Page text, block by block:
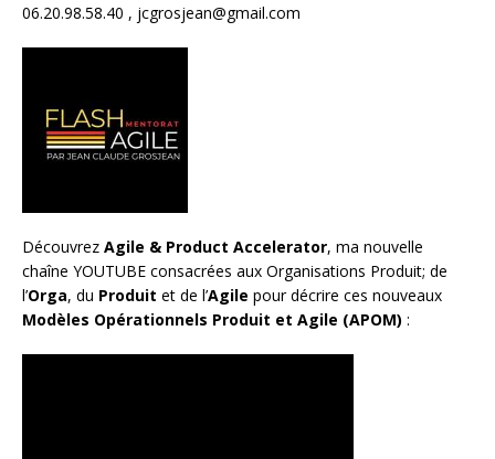
06.20.98.58.40 , jcgrosjean@gmail.com
Découvrez Agile & Product Accelerator, ma nouvelle
chaîne YOUTUBE consacrées aux Organisations Produit; de
l’Orga, du Produit et de l’Agile pour décrire ces nouveaux
Modèles Opérationnels Produit et Agile (APOM) :